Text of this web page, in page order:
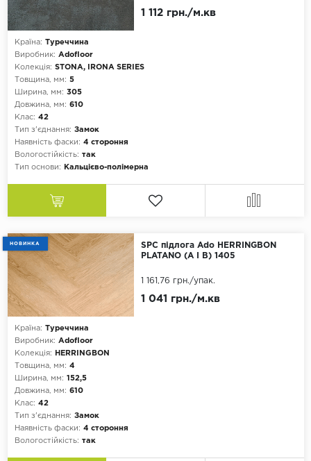
Чорний
Плитка
Країна: Туреччина
Виробник: Adofloor
Колекція: STONA, IRONA SERIES
Товщина, мм: 5
Ширина, мм: 305
Довжина, мм: 610
Клас: 42
Тип з'єднання: Замок
Наявність фаски: 4 стороння
Вологостійкість: так
Тип основи:
Кальцієво-полімерна
1 112 грн./м.кв
НОВИНКА
SPC підлога Ado HERRINGBON
PLATANO (A I B) 1405
Країна: Туреччина
Виробник: Adofloor
Колекція:
HERRINGBON
Товщина, мм: 4
Ширина, мм: 152,5
Довжина, мм: 610
Клас: 42
Тип з'єднання: Замок
Наявність фаски: 4 стороння
Вологостійкість: так
1 041 грн./м.кв
1 161,76 грн./упак.